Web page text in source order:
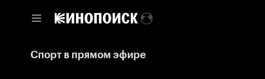
Спорт в прямом эфире